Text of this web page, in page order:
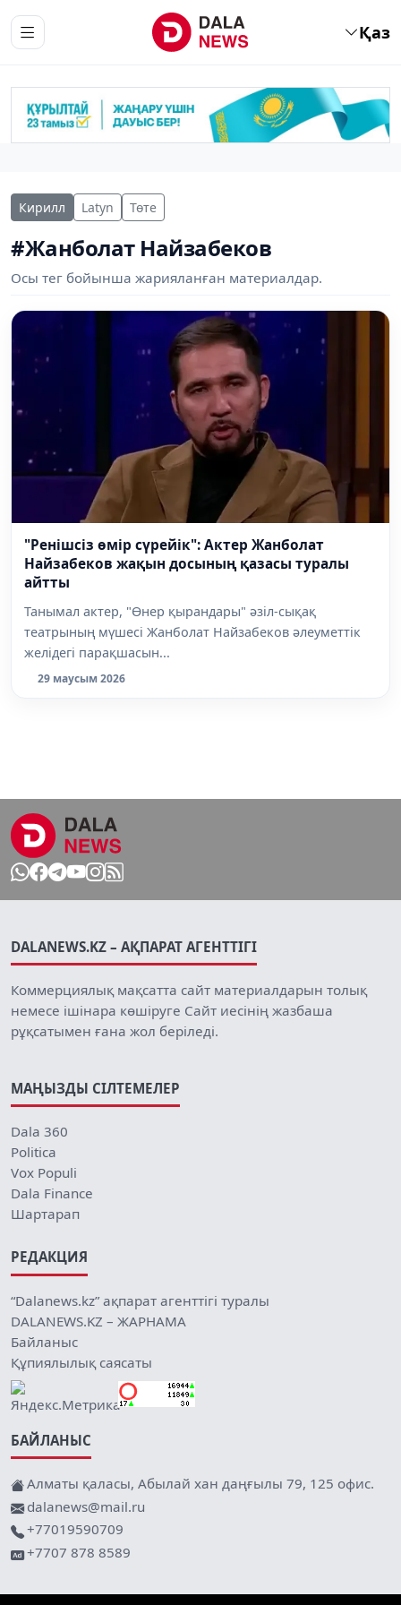
Қаз
Кирилл Latyn Төте
#Жанболат Найзабеков
Осы тег бойынша жарияланған материалдар.
"Ренішсіз өмір сүрейік": Актер Жанболат
Найзабеков жақын досының қазасы туралы
айтты
Танымал актер, "Өнер қырандары" әзіл-сықақ
театрының мүшесі Жанболат Найзабеков әлеуметтік
желідегі парақшасын...
29 маусым 2026
DALANEWS.KZ – АҚПАРАТ АГЕНТТІГІ
Коммерциялық мақсатта сайт материалдарын толық
немесе ішінара көшіруге Сайт иесінің жазбаша
рұқсатымен ғана жол беріледі.
МАҢЫЗДЫ СІЛТЕМЕЛЕР
Dala 360
Politica
Vox Populi
Dala Finance
Шартарап
РЕДАКЦИЯ
“Dalanews.kz” ақпарат агенттігі туралы
DALANEWS.KZ – ЖАРНАМА
Байланыс
Құпиялылық саясаты
БАЙЛАНЫС
Алматы қаласы, Абылай хан даңғылы 79, 125 офис.
dalanews@mail.ru
+77019590709
+7707 878 8589